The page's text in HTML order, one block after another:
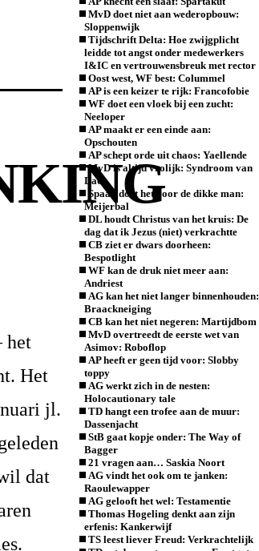
het
Het
jl.
dat
MvD doet niet aan wederopbouw:
Sloppenwijk
Tijdschrift Delta: Hoe zwijgplicht
leidde tot angst onder medewerkers
I&IC en vertrouwensbreuk met rector
Oost west, WF best: Colummel
AP is een keizer te rijk: Francofobie
WF doet een vloek bij een zucht:
Neeloper
AP maakt er een einde aan:
Opschouten
AP schept orde uit chaos: Yaellende
MvD is altijd vrolijk: Syndroom van
Dao
Spaan doet het voor de dikke man:
Meijerbal
DL houdt Christus van het kruis: De
dag dat ik Jezus (niet) verkrachtte
CB ziet er dwars doorheen:
Bespotlight
WF kan de druk niet meer aan:
Andriest
AG kan het niet langer binnenhouden:
Braackneiging
CB kan het niet negeren: Martijdbom
MvD overtreedt de eerste wet van
Asimov: Roboflop
AP heeft er geen tijd voor: Slobby
toppy
AG werkt zich in de nesten:
Holocautionary tale
TD hangt een trofee aan de muur:
Dassenjacht
StB gaat kopje onder: The Way of
Bagger
21 vragen aan… Saskia Noort
AG vindt het ook om te janken:
Raoulewapper
AG gelooft het wel: Testamentie
Thomas Hogeling denkt aan zijn
erfenis: Kankerwijf
TS leest liever Freud: Verkrachtelijk